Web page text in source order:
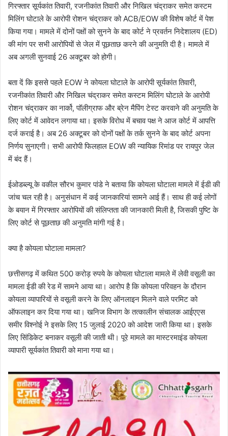
गिरफ्तार सूर्यकांत तिवारी, रजनीकांत तिवारी और निखिल चंद्राकर समेत कस्टम
मिलिंग घोटाले के आरोपी रोशन चंद्राकर को ACB/EOW की विशेष कोर्ट में पेश
किया गया। मामले में दोनों पक्षों को सुनने के बाद कोर्ट ने प्रवर्तन निदेशालय (ED)
की मांग पर सभी आरोपियों से जेल में पूछताछ करने की अनुमति दी है। मामले में
अब अगली सुनवाई 26 अक्टूबर को होगी।
बता दें कि इससे पहले EOW ने कोयला घोटाले के आरोपी सूर्यकांत तिवारी,
रजनीकांत तिवारी और निखिल चंद्राकर समेत कस्टम मिलिंग घोटाले के आरोपी
रोशन चंद्राकर का नार्को, पॉलीग्राफ और ब्रेन मैपिंग टेस्ट करवाने की अनुमति के
लिए कोर्ट में आवेदन लगाया था। इसके विरोध में बचाव पक्ष ने आज कोर्ट में आपत्ति
दर्ज कराई है। अब 26 अक्टूबर को दोनों पक्षों के तर्क सुनने के बाद कोर्ट अपना
निर्णय सुनाएगी। सभी आरोपी फिलहाल EOW की न्यायिक रिमांड पर रायपुर जेल
में बंद हैं।
ईओडब्ल्यू के वकील सौरभ कुमार पांडे ने बताया कि कोयला घोटाला मामले में ईडी की
जांच चल रही है। अनुसंधान में कई जानकारियां सामने आई हैं। साथ ही कई लोगों
के बयान में गिरफ्तार आरोपियों की संलिप्तता की जानकारी मिली है, जिसकी पुष्टि के
लिए कोर्ट से पूछताछ की अनुमति मांगी गई है।
क्या है कोयला घोटाला मामला?
छत्तीसगढ़ में कथित 500 करोड़ रुपये के कोयला घोटाला मामले में लेवी वसूली का
मामला ईडी की रेड में सामने आया था। आरोप है कि कोयला परिवहन के दौरान
कोयला व्यापारियों से वसूली करने के लिए ऑनलाइन मिलने वाले परमिट को
ऑफलाइन कर दिया गया था। खनिज विभाग के तत्कालीन संचालक आईएएस
समीर विश्नोई ने इसके लिए 15 जुलाई 2020 को आदेश जारी किया था। इसके
लिए सिंडिकेट बनाकर वसूली की जाती थी। पूरे मामले का मास्टरमाइंड कोयला
व्यापारी सूर्यकांत तिवारी को माना गया था।